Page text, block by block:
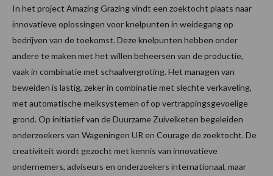
In het project Amazing Grazing vindt een zoektocht plaats naar
innovatieve oplossingen voor knelpunten in weidegang op
bedrijven van de toekomst. Deze knelpunten hebben onder
andere te maken met het willen beheersen van de productie,
vaak in combinatie met schaalvergroting. Het managen van
beweiden is lastig, zeker in combinatie met slechte verkaveling,
met automatische melksystemen of op vertrappingsgevoelige
grond. Op initiatief van de Duurzame Zuivelketen begeleiden
onderzoekers van Wageningen UR en Courage de zoektocht. De
creativiteit wordt gezocht met kennis van innovatieve
ondernemers, adviseurs en onderzoekers internationaal, maar